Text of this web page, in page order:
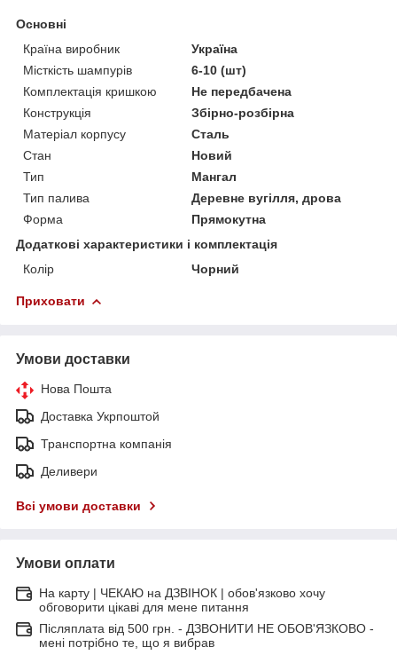
Основні
Країна виробник
Україна
Місткість шампурів
6-10 (шт)
Комплектація кришкою
Не передбачена
Конструкція
Збірно-розбірна
Матеріал корпусу
Сталь
Стан
Новий
Тип
Мангал
Тип палива
Деревне вугілля, дрова
Форма
Прямокутна
Додаткові характеристики і комплектація
Колір
Чорний
Приховати
Умови доставки
Нова Пошта
Доставка Укрпоштой
Транспортна компанія
Деливери
Всі умови доставки
Умови оплати
На карту | ЧЕКАЮ на ДЗВІНОК | обов'язково хочу
обговорити цікаві для мене питання
Післяплата від 500 грн. - ДЗВОНИТИ НЕ ОБОВ'ЯЗКОВО -
мені потрібно те, що я вибрав